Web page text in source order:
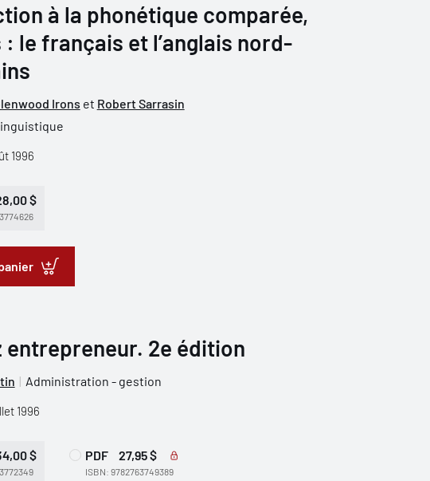
à la phonétique comparée,
: le français et l’anglais nord-
Irons et Robert Sarrasin
1996
$
entrepreneur. 2e édition
Administration - gestion
1996
$ PDF 27,95 $
ISBN: 9782763749389